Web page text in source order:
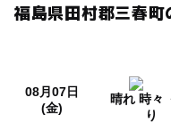
福島県田村郡三春町
08月07日
(金)
晴れ 時々
り